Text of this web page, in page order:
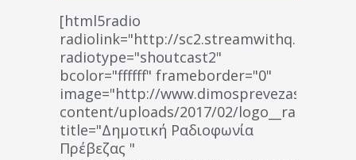
[html5radio
radiolink="http://
radiotype="shoutcast2"
bcolor="ffffff" frameborder="0"
image="http://www.dimosprevezas.gr/wp-
content/uploads/2017/02/
title="Δημοτική Ραδιοφωνία
Πρέβεζας "